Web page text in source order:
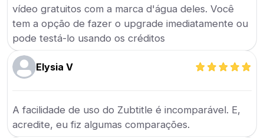
vídeo gratuitos com a marca d'água deles. Você
tem a opção de fazer o upgrade imediatamente ou
pode testá-lo usando os créditos
Elysia V
A facilidade de uso do Zubtitle é incomparável. E,
acredite, eu fiz algumas comparações.